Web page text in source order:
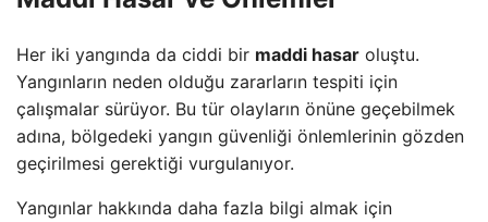
Her iki yangında da ciddi bir maddi hasar oluştu.
Yangınların neden olduğu zararların tespiti için
çalışmalar sürüyor. Bu tür olayların önüne geçebilmek
adına, bölgedeki yangın güvenliği önlemlerinin gözden
geçirilmesi gerektiği vurgulanıyor.
Yangınlar hakkında daha fazla bilgi almak için